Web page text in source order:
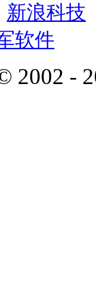
新浪科技
软件
2002 -